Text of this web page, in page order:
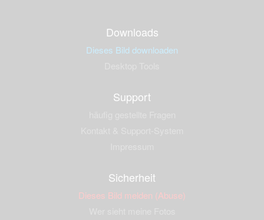
Downloads
Dieses Bild downloaden
Support
Sicherheit
Dieses Bild melden (Abuse)